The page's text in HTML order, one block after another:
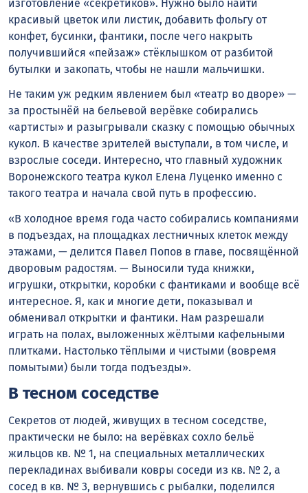
изготовление «секретиков». Нужно было найти
красивый цветок или листик, добавить фольгу от
конфет, бусинки, фантики, после чего накрыть
получившийся «пейзаж» стёклышком от разбитой
бутылки и закопать, чтобы не нашли мальчишки.
Не таким уж редким явлением был «театр во дворе» —
за простынёй на бельевой верёвке собирались
«артисты» и разыгрывали сказку с помощью обычных
кукол. В качестве зрителей выступали, в том числе, и
взрослые соседи. Интересно, что главный художник
Воронежского театра кукол Елена Луценко именно с
такого театра и начала свой путь в профессию.
«В холодное время года часто собирались компаниями
в подъездах, на площадках лестничных клеток между
этажами, — делится Павел Попов в главе, посвящённой
дворовым радостям. — Выносили туда книжки,
игрушки, открытки, коробки с фантиками и вообще всё
интересное. Я, как и многие дети, показывал и
обменивал открытки и фантики. Нам разрешали
играть на полах, выложенных жёлтыми кафельными
плитками. Настолько тёплыми и чистыми (вовремя
помытыми) были тогда подъезды».
В тесном соседстве
Секретов от людей, живущих в тесном соседстве,
практически не было: на верёвках сохло бельё
жильцов кв. № 1, на специальных металлических
перекладинах выбивали ковры соседи из кв. № 2, а
сосед в кв. № 3, вернувшись с рыбалки, поделился